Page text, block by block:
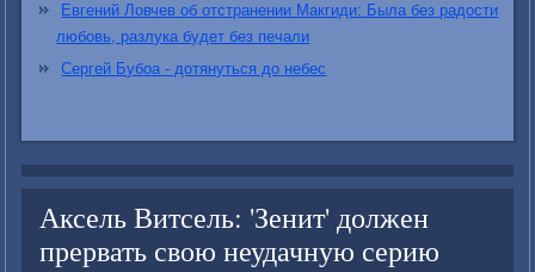
Евгений Ловчев об отстранении Макгиди: Была без радости
любовь, разлука будет без печали
Сергей Бубоа - дотянуться до небес
Аксель Витсель: 'Зенит' должен
прервать свою неудачную серию